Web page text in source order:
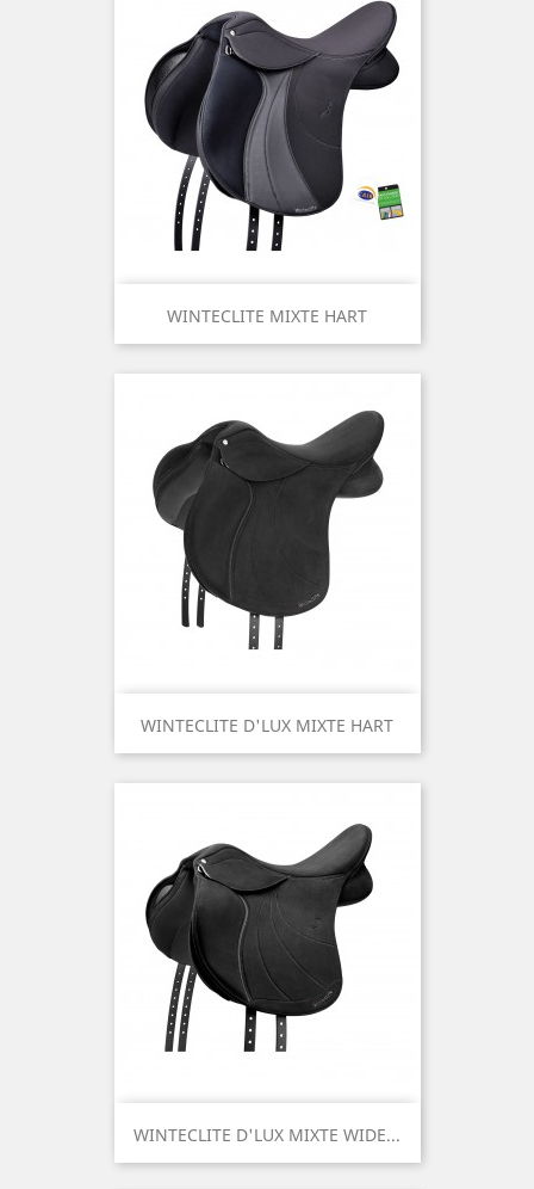
WINTECLITE MIXTE HART
WINTECLITE D'LUX MIXTE HART
WINTECLITE D'LUX MIXTE WIDE...